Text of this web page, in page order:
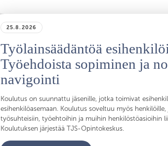
25.8.2026
Työlainsäädäntöä
Työehdoista sopiminen ja
navigointi
Koulutus on suunnattu jäsenille, jotka toimivat
esihenkilöasemaan. Koulutus soveltuu myös
työsuhteisiin, työehtoihin ja muihin henkilöstöasioihin
Koulutuksen järjestää TJS-Opintokeskus.